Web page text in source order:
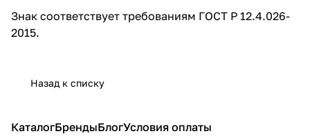
Знак соответствует требованиям ГОСТ Р 12.4.026-
2015.
Назад к списку
КаталогБрендыБлогУсловия оплаты